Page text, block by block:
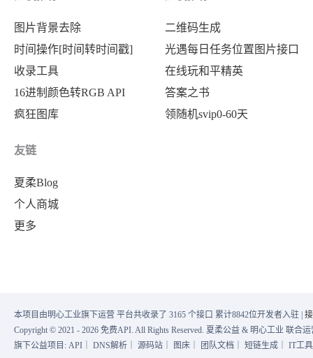
图片背景去除
时间操作[时间转时间戳]
收录工具
16进制颜色转RGB API
疯狂图库
二维码生成
光遇每日任务位置图片接口
在线玩和平精英
答案之书
领随机svip0-60天
友链
夏柔Blog
个人商城
更多
本项目由明心工业旗下运营 平台共收录了 3165 个接口 累计8842位开发者入驻 |
Copyright © 2021 - 2026 免费API. All Rights Reserved. 夏柔公益 & 明心工业 联合
旗下公益项目: API DNS解析 源码站 图床 团队文档 短链生成 IT工